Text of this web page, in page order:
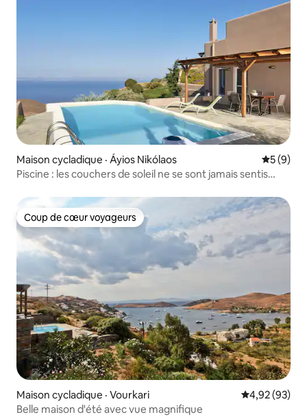
Maison cycladique · Áyios Nikólaos Note
5 (9)
Piscine : les couchers de soleil ne se sont jamais sentis
Coup de cœur voyageurs
Coup de cœur voyageurs
Maison cycladique · Vourkari Note
4,92 (93)
Belle maison d'été avec vue magnifique